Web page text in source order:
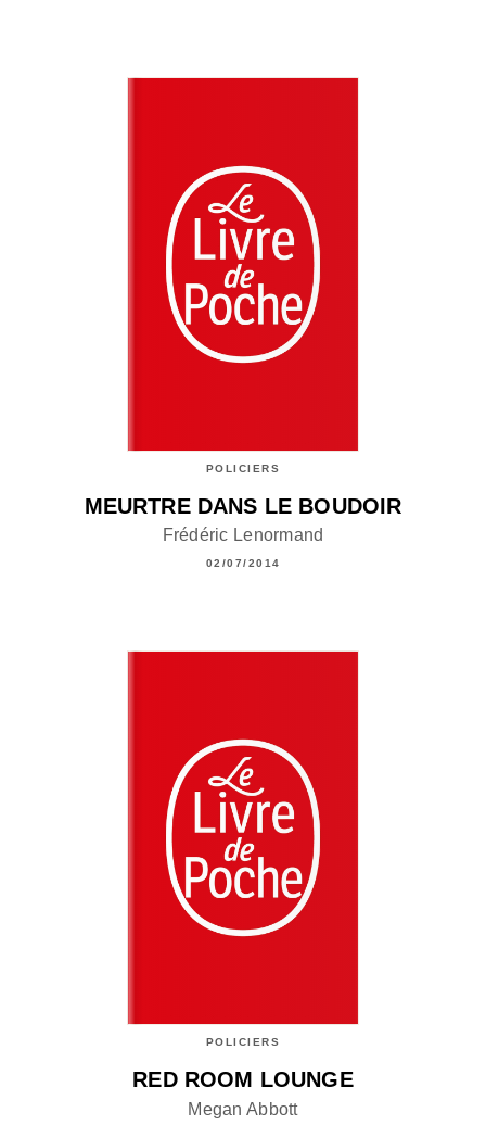
POLICIERS
MEURTRE DANS LE BOUDOIR
Frédéric Lenormand
02/07/2014
POLICIERS
RED ROOM LOUNGE
Megan Abbott